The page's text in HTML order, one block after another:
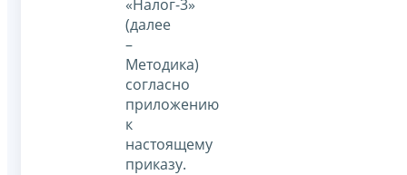
«Налог-3»
(далее
–
Методика)
согласно
приложению
к
настоящему
приказу.